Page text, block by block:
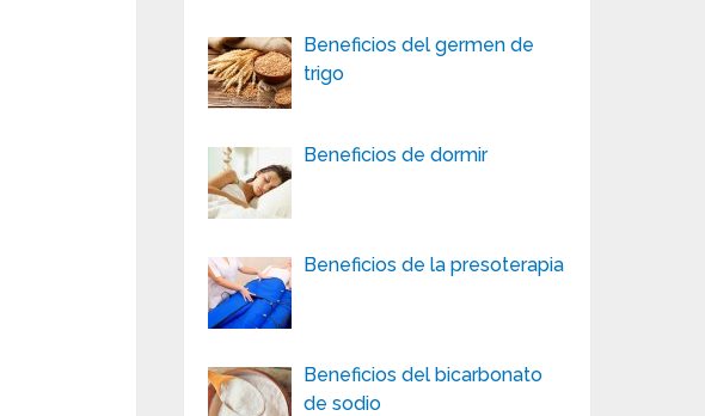
Beneficios del germen de
trigo
Beneficios de dormir
Beneficios de la presoterapia
Beneficios del bicarbonato
de sodio